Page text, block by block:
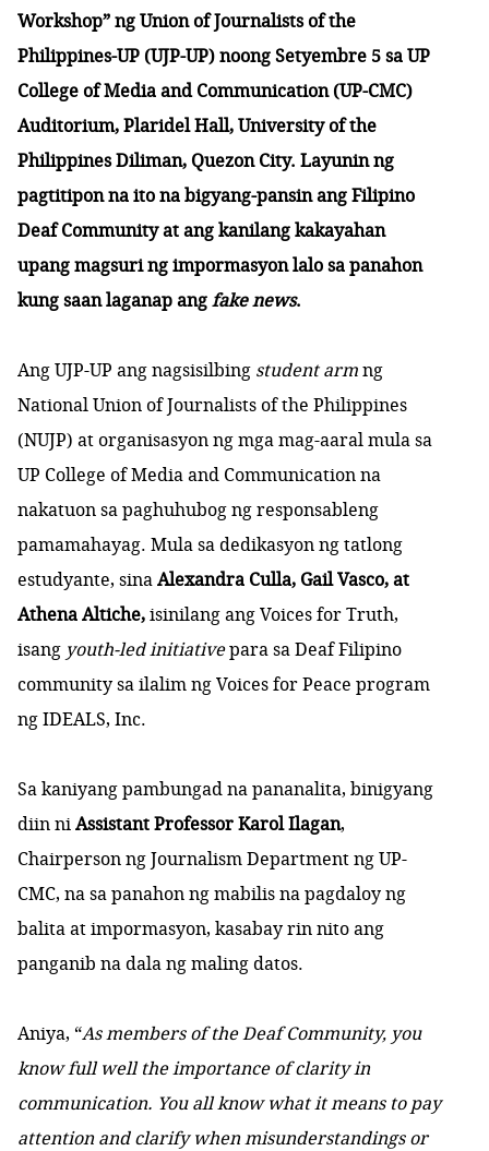
Workshop” ng Union of Journalists of the
Philippines-UP (UJP-UP) noong Setyembre 5 sa UP
College of Media and Communication (UP-CMC)
Auditorium, Plaridel Hall, University of the
Philippines Diliman, Quezon City. Layunin ng
pagtitipon na ito na bigyang-pansin ang Filipino
Deaf Community at ang kanilang kakayahan
upang magsuri ng impormasyon lalo sa panahon
kung saan laganap angfake news.
Ang UJP-UP ang nagsisilbing student armng
National Union of Journalists of the Philippines
(NUJP) at organisasyon ng mga mag-aaral mula sa
UP College of Media and Communication na
nakatuon sa paghuhubog ng responsableng
pamamahayag. Mula sa dedikasyon ng tatlong
estudyante, sinaAlexandra Culla, Gail Vasco, at
Athena Altiche,isinilang ang Voices for Truth,
isang youth-led initiativepara sa Deaf Filipino
community sa ilalim ng Voices for Peace program
ng IDEALS, Inc.
Sa kaniyang pambungad na pananalita, binigyang
diin niAssistant Professor Karol Ilagan,
Chairperson ng Journalism Department ng UP-
CMC, na sa panahon ng mabilis na pagdaloy ng
balita at impormasyon, kasabay rin nito ang
panganib na dala ng maling datos.
Aniya, “As members of the Deaf Community, you
know full well the importance of clarity in
communication. You all know what it means to pay
attention and clarify when misunderstandings or